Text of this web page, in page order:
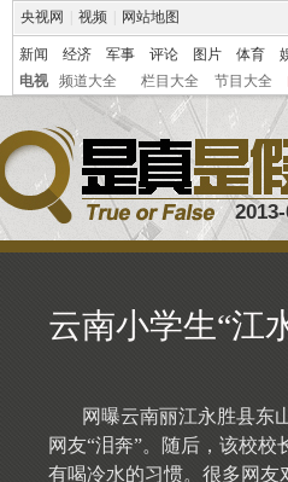
央视网 视频 网站地图
新闻 经济 军事 评论 图片 体育
电视
频道大全 栏目大全 节目大全
云南小学生“江
网曝云南丽江永胜县东
网友“泪奔”。随后，该校
有喝冷水的习惯。很多网友